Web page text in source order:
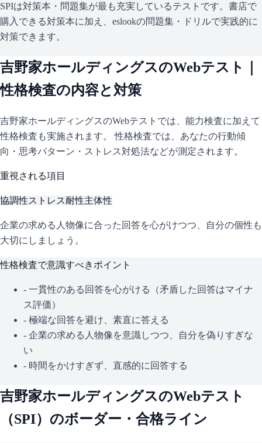
SPIは対策本・問題集が最も充実しているテストです。書店で
購入できる対策本に加え、eslookの問題集・ドリルで実践的に
対策できます。
吉野家ホールディングスのWebテスト｜
性格検査の内容と対策
吉野家ホールディングスのWebテストでは、能力検査に加えて
性格検査も実施されます。 性格検査では、あなたの行動傾
向・思考パターン・ストレス対処法などが測定されます。
重視される項目
協調性ストレス耐性主体性
企業の求める人物像に合った回答を心がけつつ、自分の個性も
大切にしましょう。
性格検査で意識すべきポイント
- 一貫性のある回答を心がける（矛盾した回答はマイナ
ス評価）
- 極端な回答を避け、素直に答える
- 企業の求める人物像を意識しつつ、自分を偽りすぎな
い
- 時間をかけすぎず、直感的に回答する
吉野家ホールディングスのWebテスト
（SPI）のボーダー・合格ライン